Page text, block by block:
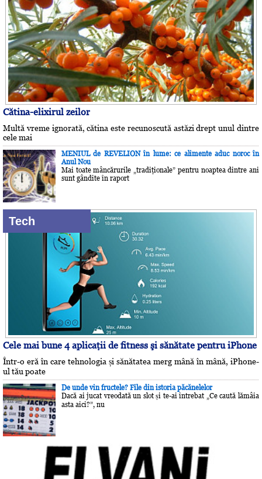
Cătina-elixirul zeilor
Multă vreme ignorată, cătina este recunoscută astăzi drept unul dintre
cele mai
MENIUL de REVELION în lume: ce alimente aduc noroc în
Anul Nou
Mai toate mâncărurile „tradiţionale” pentru noaptea dintre ani
sunt gândite în raport
Tech
Cele mai bune 4 aplicaţii de fitness şi sănătate pentru iPhone
Într-o eră în care tehnologia și sănătatea merg mână în mână, iPhone-
ul tău poate
De unde vin fructele? File din istoria păcănelelor
Dacă ai jucat vreodată un slot și te-ai întrebat „Ce caută lămâia
asta aici?”, nu